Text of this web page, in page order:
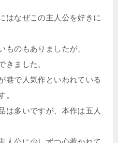
はなぜこの主人公を好きに
ものもありましたが、
きました。
巷で人気作といわれている
。
は多いですが、本作は五人